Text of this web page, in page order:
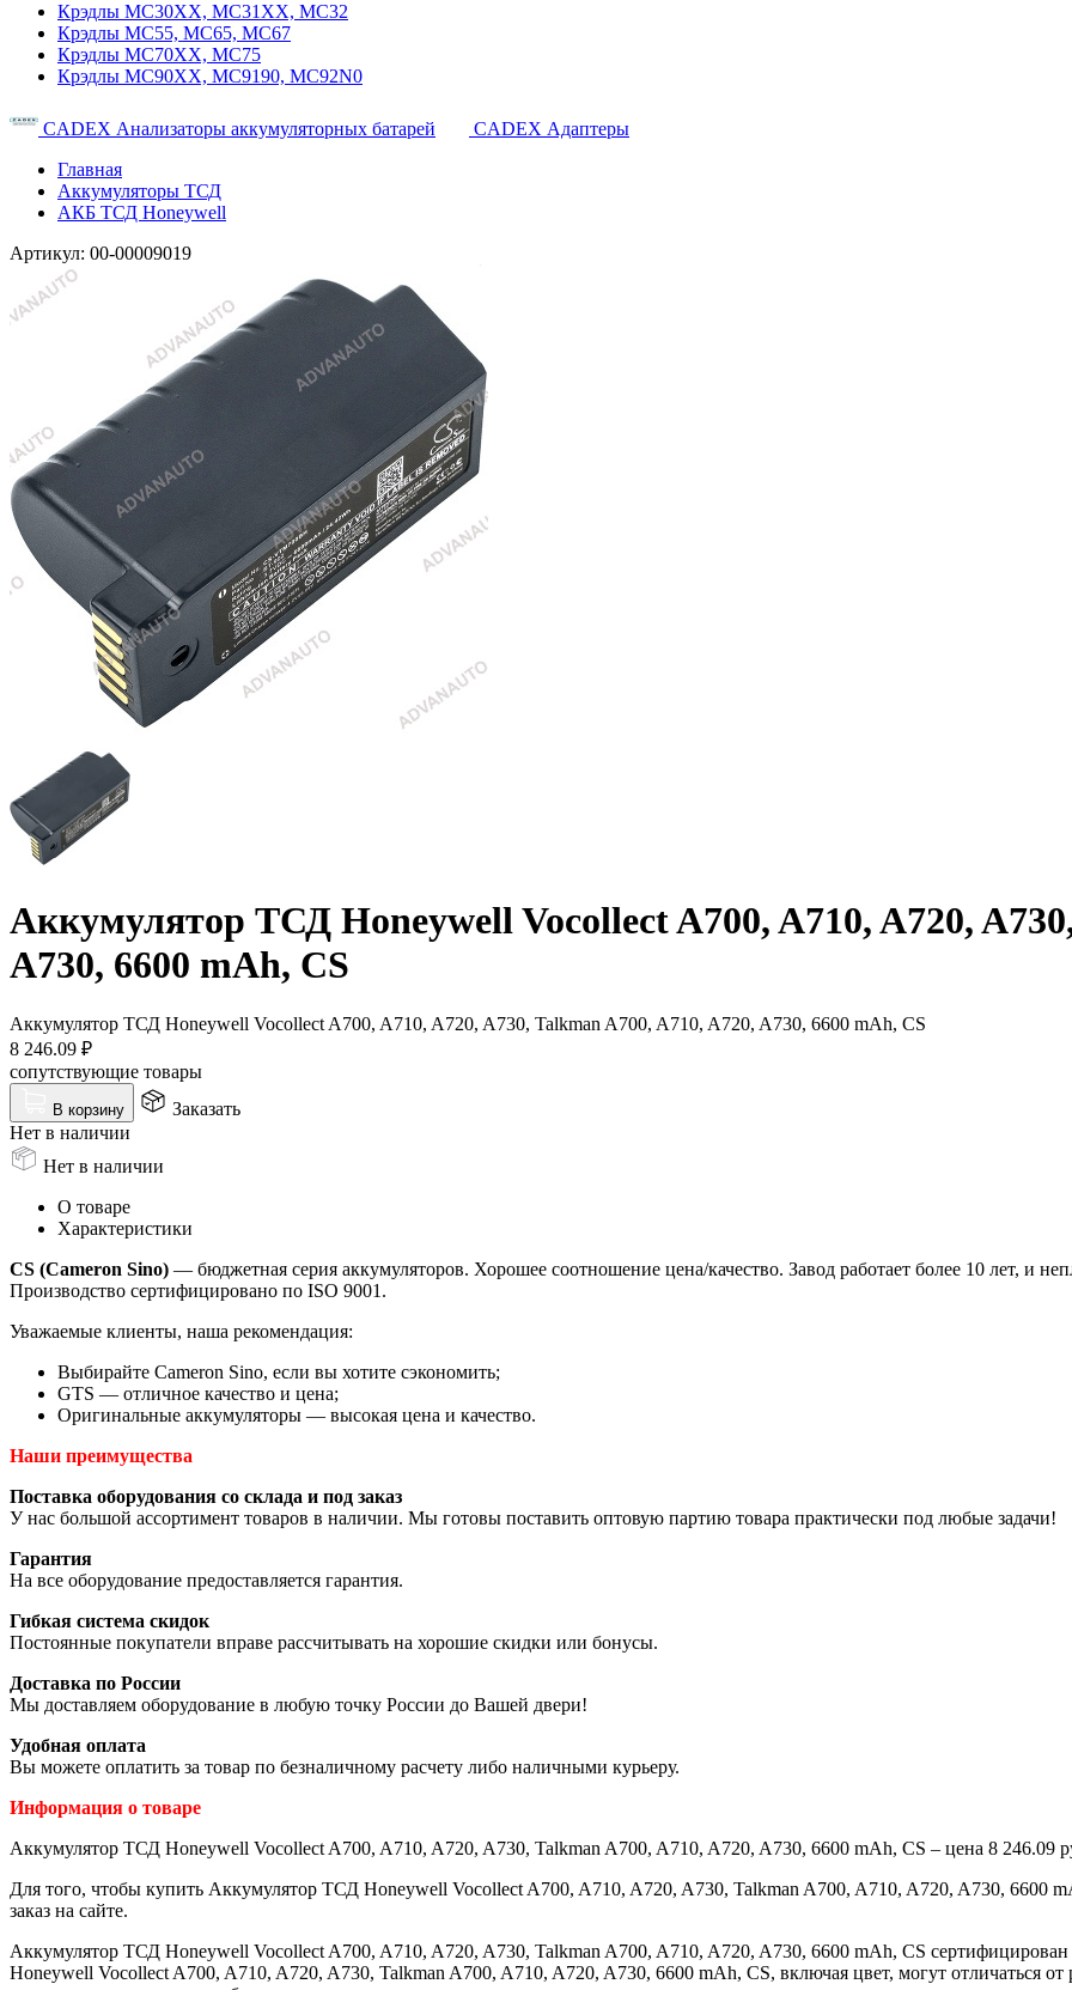
Крэдлы MC30XX, MC31XX, MC32
Крэдлы MC55, MC65, MC67
Крэдлы MC70XX, MC75
Крэдлы MC90XX, MC9190, MC92N0
CADEX Анализаторы аккумуляторных батарей
CADEX Адаптеры
Главная
Аккумуляторы ТСД
АКБ ТСД Honeywell
Артикул: 00-00009019
Аккумулятор ТСД Honeywell Vocollect A700, A710, A720,
A730, 6600 mAh, CS
Аккумулятор ТСД Honeywell Vocollect A700, A710, A720, A730, Talkman A700, A710, A720, A730, 6600 mAh, CS
8 246.09 ₽
сопутствующие товары
В корзину
Заказать
Нет в наличии
Нет в наличии
О товаре
Характеристики
CS (Cameron Sino) — бюджетная серия аккумуляторов. Хорошее соотношение цена/качество. Завод работает более 10 лет, и
Производство сертифицировано по ISO 9001.
Уважаемые клиенты, наша рекомендация:
Выбирайте Cameron Sino, если вы хотите сэкономить;
GTS — отличное качество и цена;
Оригинальные аккумуляторы — высокая цена и качество.
Наши преимущества
Поставка оборудования со склада и под заказ
У нас большой ассортимент товаров в наличии. Мы готовы поставить оптовую партию товара практически под любые задачи!
Гарантия
На все оборудование предоставляется гарантия.
Гибкая система скидок
Постоянные покупатели вправе рассчитывать на хорошие скидки или бонусы.
Доставка по России
Мы доставляем оборудование в любую точку России до Вашей двери!
Удобная оплата
Вы можете оплатить за товар по безналичному расчету либо наличными курьеру.
Информация о товаре
Аккумулятор ТСД Honeywell Vocollect A700, A710, A720, A730, Talkman A700, A710, A720, A730, 6600 mAh, CS – цена 8 246.09
Для того, чтобы купить Аккумулятор ТСД Honeywell Vocollect A700, A710, A720, A730, Talkman A700, A710, A720, A730, 6600
заказ на сайте.
Аккумулятор ТСД Honeywell Vocollect A700, A710, A720, A730, Talkman A700, A710, A720, A730, 6600 mAh, CS
Honeywell Vocollect A700, A710, A720, A730, Talkman A700, A710, A720, A730, 6600 mAh, CS, включая цвет, могут отличаться